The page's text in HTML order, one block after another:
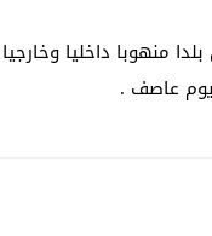
منهوبا داخليا وخارجيا
عاصف .